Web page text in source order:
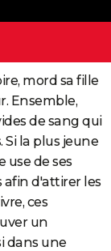
mord sa fille
Ensemble,
de sang qui
Si la plus jeune
use de ses
afin d'attirer les
ces
un
dans une